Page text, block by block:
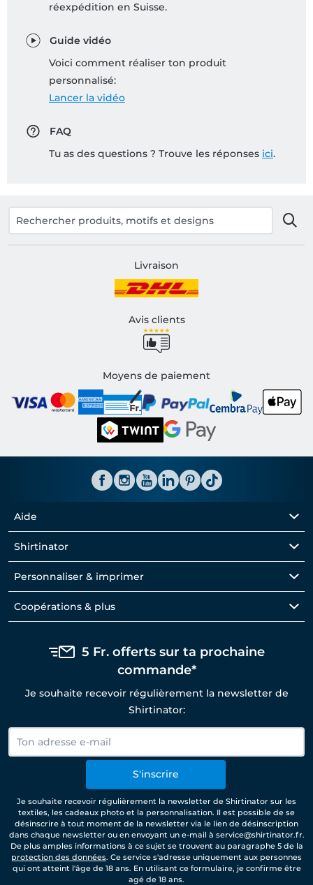
réexpédition en Suisse.
Guide vidéo
Voici comment réaliser ton produit
personnalisé:
Lancer la vidéo
FAQ
Tu as des questions ? Trouve les réponses ici.
Livraison
Avis clients
Moyens de paiement
Aide
Shirtinator
Personnaliser & imprimer
Coopérations & plus
5 Fr. offerts sur ta prochaine
commande*
Je souhaite recevoir régulièrement la newsletter de
Shirtinator:
S'inscrire
Je souhaite recevoir régulièrement la newsletter de Shirtinator sur les
textiles, les cadeaux photo et la personnalisation. Il est possible de se
désinscrire à tout moment de la newsletter via le lien de désinscription
dans chaque newsletter ou en envoyant un e-mail à service@shirtinator.fr.
De plus amples informations à ce sujet se trouvent au paragraphe 5 de la
protection des données. Ce service s'adresse uniquement aux personnes
qui ont atteint l'âge de 18 ans. En utilisant ce formulaire, je confirme être
agé de 18 ans.